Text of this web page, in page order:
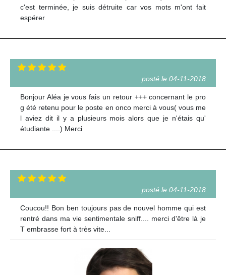
c'est terminée, je suis détruite car vos mots m'ont fait
espérer
posté le 04-11-2018
Bonjour Aléa je vous fais un retour +++ concernant le pro
g été retenu pour le poste en onco merci à vous( vous me
l aviez dit il y a plusieurs mois alors que je n'étais qu'
étudiante ....) Merci
posté le 04-11-2018
Coucou!! Bon ben toujours pas de nouvel homme qui est
rentré dans ma vie sentimentale sniff.... merci d'être là je
T embrasse fort à très vite...